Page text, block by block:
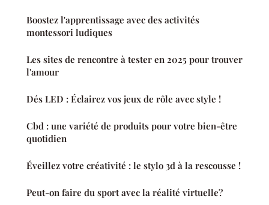
Boostez l'apprentissage avec des activités
montessori ludiques
Les sites de rencontre à tester en 2025 pour trouver
l'amour
Dés LED : Éclairez vos jeux de rôle avec style !
Cbd : une variété de produits pour votre bien-être
quotidien
Éveillez votre créativité : le stylo 3d à la rescousse !
Peut-on faire du sport avec la réalité virtuelle?